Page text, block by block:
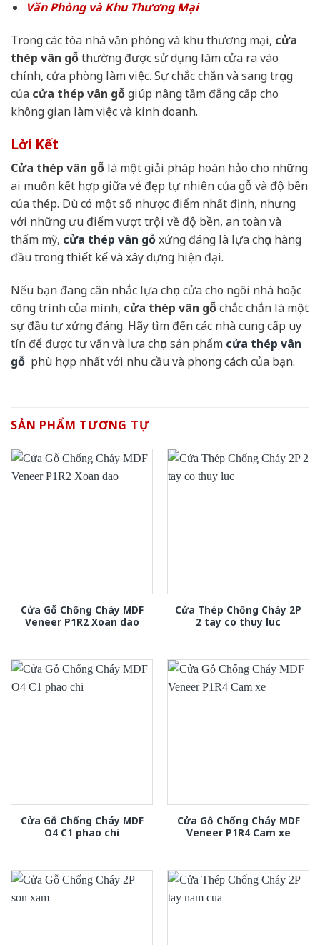
Văn Phòng và Khu Thương Mại
Trong các tòa nhà văn phòng và khu thương mại, cửa
thép vân gỗthường được sử dụng làm cửa ra vào
chính, cửa phòng làm việc. Sự chắc chắn và sang trọng
của cửa thép vân gỗgiúp nâng tầm đẳng cấp cho
không gian làm việc và kinh doanh.
Lời Kết
Cửa thép vân gỗ là một giải pháp hoàn hảo cho những
ai muốn kết hợp giữa vẻ đẹp tự nhiên của gỗ và độ bền
của thép. Dù có một số nhược điểm nhất định, nhưng
với những ưu điểm vượt trội về độ bền, an toàn và
thẩm mỹ, cửa thép vân gỗxứng đáng là lựa chọn hàng
đầu trong thiết kế và xây dựng hiện đại.
Nếu bạn đang cân nhắc lựa chọn cửa cho ngôi nhà hoặc
công trình của mình, cửa thép vân gỗchắc chắn là một
sự đầu tư xứng đáng. Hãy tìm đến các nhà cung cấp uy
tín để được tư vấn và lựa chọn sản phẩm cửa thép vân
gỗ phù hợp nhất với nhu cầu và phong cách của bạn.
SẢN PHẨM TƯƠNG TỰ
Cửa Gỗ Chống Cháy MDF
Veneer P1R2 Xoan dao
Cửa Thép Chống Cháy 2P
2 tay co thuy luc
Cửa Gỗ Chống Cháy MDF
O4 C1 phao chi
Cửa Gỗ Chống Cháy MDF
Veneer P1R4 Cam xe